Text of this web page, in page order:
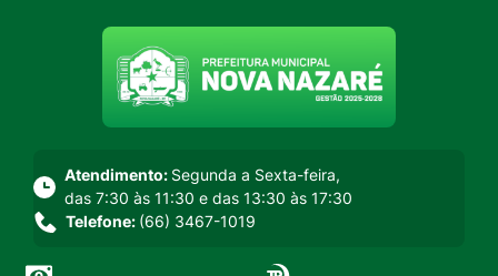
Seção do menu principal
Atendimento: Segunda a Sexta-feira,
das 7:30 às 11:30 e das 13:30 às 17:30
Telefone: (66) 3467-1019